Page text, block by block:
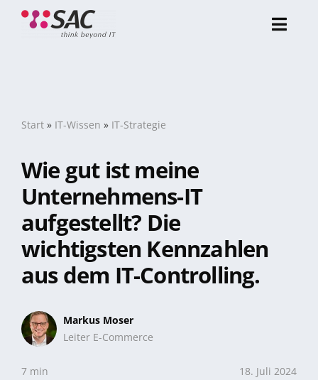
Zum
Inhalt
Referenzen
Portfolio
Karriere
Start» IT-Wissen » IT-Strategie
Wie gut ist meine
Unternehmens-IT
aufgestellt? Die
wichtigsten Kennzahlen
aus dem IT-Controlling.
Markus Moser
Leiter E-Commerce
7 min 18. Juli 2024